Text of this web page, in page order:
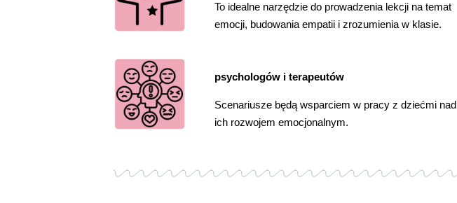
To idealne narzędzie do prowadzenia lekcji na temat
emocji, budowania empatii i zrozumienia w klasie.
psychologów i terapeutów
Scenariusze będą wsparciem w pracy z dziećmi nad
ich rozwojem emocjonalnym.